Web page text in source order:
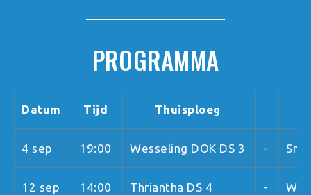
PROGRAMMA
Datum Tijd Thuisploeg
4 sep 19:00 Wesseling DOK DS 3 -
12 sep 14:00 Thriantha DS 4 -